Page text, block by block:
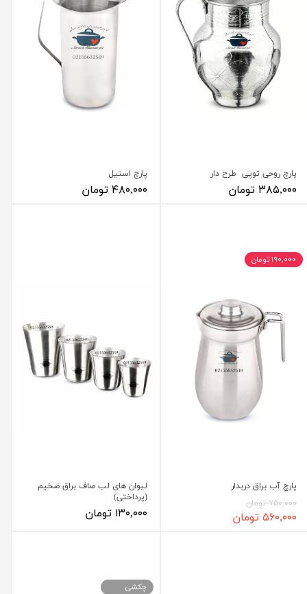
پارچ روحی توپی طرح دار
۳۸۵,۰۰۰ تومان
پارچ استیل
۴۸۰,۰۰۰ تومان
پارچ آب براق دربدار
۷۵۰,۰۰۰ تومان
۵۶۰,۰۰۰ تومان
۱۹۰,۰۰۰ تومان
لیوان های لب صاف براق ضخیم
(پرداختی)
۱۳۰,۰۰۰ تومان
چکشی